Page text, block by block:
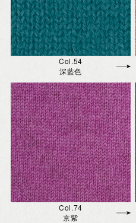
Col.54
深藍色
Col.74
京紫